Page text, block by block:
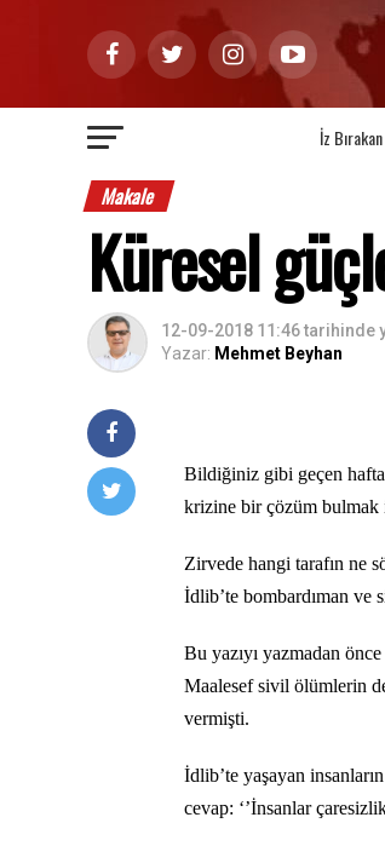
İz
Makale
Küresel
12-09-2018 11:46tarihinde
Yazar: Mehmet Beyhan
Bildiğiniz gibi geçen hafta
krizine bir çözüm
Zirvede hangi tarafın ne
İdlib’te bombardıman ve
Bu yazıyı yazmadan
Maalesef sivil ölümlerin
vermişti.
İdlib’te yaşayan
cevap: ‘’İnsanlar